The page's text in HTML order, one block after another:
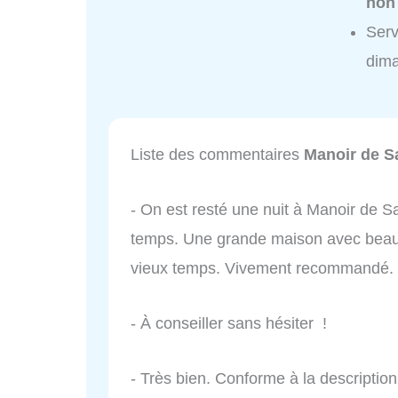
Liste des commentaires Manoir de
- On est resté une nuit à Manoir de
temps. Une grande maison avec
vieux temps. Vivement recommandé.
- À conseiller sans hésiter !
- Très bien. Conforme à la